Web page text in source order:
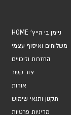
HOME 'ניימן בי הייץ
משלוחים ואיסוף עצמי
החזרות וזיכויים
צור קשר
אודות
תקנון ותנאי שימוש
מדיניות פרטיות